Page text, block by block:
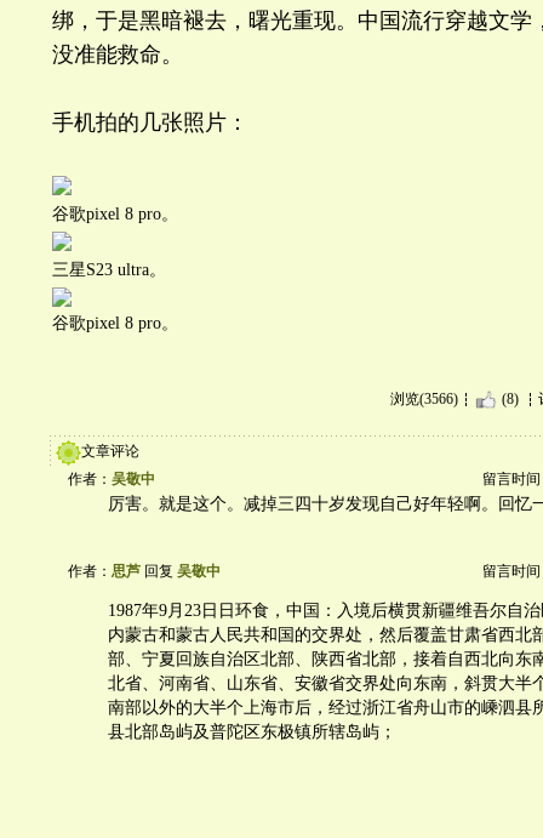
绑，于是黑暗褪去，曙光重现。中国流行穿越文学
没准能救命。
手机拍的几张照片：
谷歌pixel 8 pro。
三星S23 ultra。
谷歌pixel 8 pro。
浏览(3566) (8)
文章评论
作者： 吴敬中 留言时间
厉害。就是这个。减掉三四十岁发现自己好年轻啊。回
作者： 思芦 回复 吴敬中 留言时间
1987年9月23日日环食，中国：入境后横贯新疆维吾尔自
内蒙古和蒙古人民共和国的交界处，然后覆盖甘肃省西北
部、宁夏回族自治区北部、陕西省北部，接着自西北向东
北省、河南省、山东省、安徽省交界处向东南，斜贯大半
南部以外的大半个上海市后，经过浙江省舟山市的嵊泗县
县北部岛屿及普陀区东极镇所辖岛屿；